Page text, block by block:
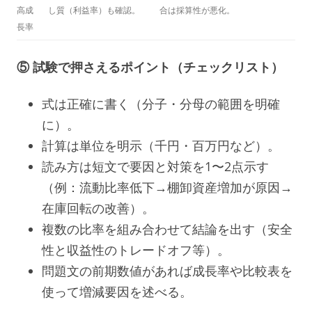
高成
長率
し質（利益率）も確認。
合は採算性が悪化。
⑤ 試験で押さえるポイント（チェックリスト）
式は正確に書く（分子・分母の範囲を明確
に）。
計算は単位を明示（千円・百万円など）。
読み方は短文で要因と対策を1〜2点示す
（例：流動比率低下→棚卸資産増加が原因→
在庫回転の改善）。
複数の比率を組み合わせて結論を出す（安全
性と収益性のトレードオフ等）。
問題文の前期数値があれば成長率や比較表を
使って増減要因を述べる。